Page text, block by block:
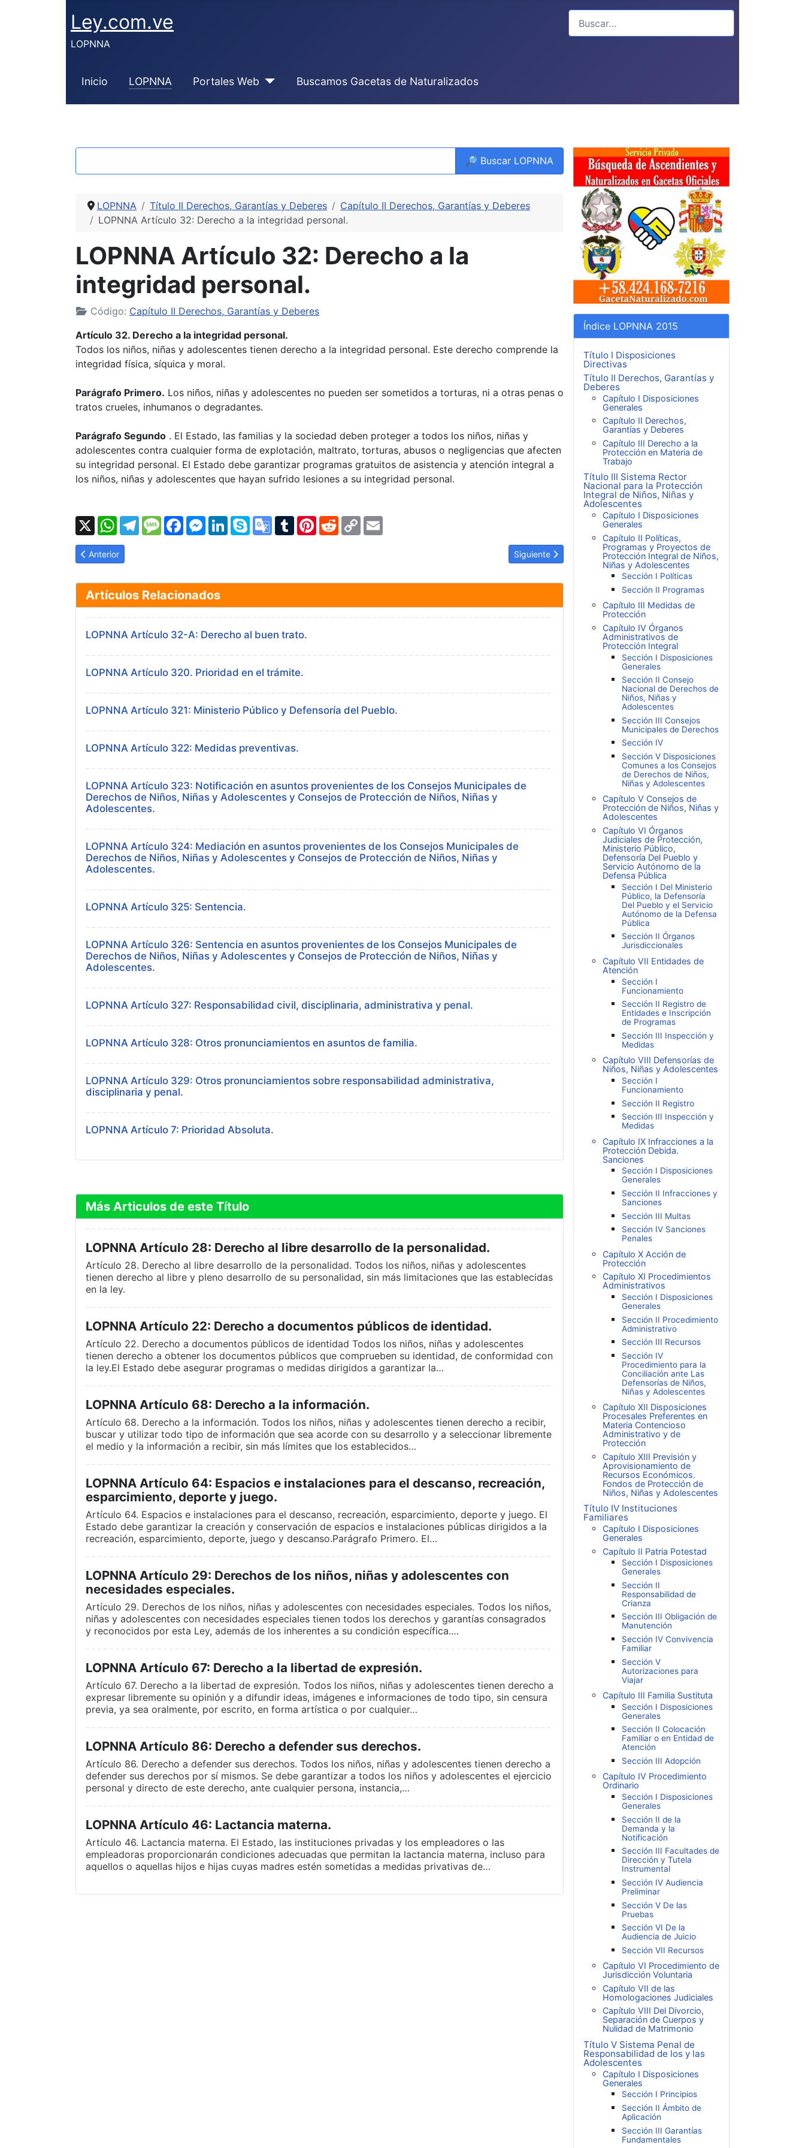
Ley.com.ve
LOPNNA
Inicio LOPNNA Portales Web Buscamos Gacetas de Naturalizados
🔎 Buscar LOPNNA
LOPNNA Título II Derechos, Garantías y Deberes
Capítulo II Derechos, Garantías y Deberes
LOPNNA Artículo 32: Derecho a la integridad personal.
LOPNNA Artículo 32: Derecho a la
integridad personal.
Código: Capítulo II Derechos, Garantías y Deberes
Artículo 32. Derecho a la integridad personal.
Todos los niños, niñas y adolescentes tienen derecho a la integridad personal. Este derecho comprende la
integridad física, síquica y moral.
Parágrafo Primero. Los niños, niñas y adolescentes no pueden ser sometidos a torturas, ni a otras penas o
tratos crueles, inhumanos o degradantes.
Parágrafo Segundo . El Estado, las familias y la sociedad deben proteger a todos los niños, niñas y
adolescentes contra cualquier forma de explotación, maltrato, torturas, abusos o negligencias que afecten
su integridad personal. El Estado debe garantizar programas gratuitos de asistencia y atención integral a
los niños, niñas y adolescentes que hayan sufrido lesiones a su integridad personal.
X WhatsApp
TelegramMessageFacebook
Messenger
LinkedInSkypeGoogleTumblrPinterestRedditCopy
Artículo anterior: LOPNNA Artículo 31: Derecho al ambiente.
Anterior Artículo siguiente: LOPNNA Artículo 32-A: Derecho al buen trato.
Siguiente
Artículos Relacionados
LOPNNA Artículo 32-A: Derecho al buen trato.
LOPNNA Artículo 320. Prioridad en el trámite.
LOPNNA Artículo 321: Ministerio Público y Defensoría del Pueblo.
LOPNNA Artículo 322: Medidas preventivas.
LOPNNA Artículo 323: Notificación en asuntos provenientes de los Consejos Municipales de
Derechos de Niños, Niñas y Adolescentes y Consejos de Protección de Niños, Niñas y
Adolescentes.
LOPNNA Artículo 324: Mediación en asuntos provenientes de los Consejos Municipales de
Derechos de Niños, Niñas y Adolescentes y Consejos de Protección de Niños, Niñas y
Adolescentes.
LOPNNA Artículo 325: Sentencia.
LOPNNA Artículo 326: Sentencia en asuntos provenientes de los Consejos Municipales de
Derechos de Niños, Niñas y Adolescentes y Consejos de Protección de Niños, Niñas y
Adolescentes.
LOPNNA Artículo 327: Responsabilidad civil, disciplinaria, administrativa y penal.
LOPNNA Artículo 328: Otros pronunciamientos en asuntos de familia.
LOPNNA Artículo 329: Otros pronunciamientos sobre responsabilidad administrativa,
disciplinaria y penal.
LOPNNA Artículo 7: Prioridad Absoluta.
Más Articulos de este Título
LOPNNA Artículo 28: Derecho al libre desarrollo de la personalidad.
Artículo 28. Derecho al libre desarrollo de la personalidad. Todos los niños, niñas y adolescentes
tienen derecho al libre y pleno desarrollo de su personalidad, sin más limitaciones que las establecidas
en la ley.
LOPNNA Artículo 22: Derecho a documentos públicos de identidad.
Artículo 22. Derecho a documentos públicos de identidad Todos los niños, niñas y adolescentes
tienen derecho a obtener los documentos públicos que comprueben su identidad, de conformidad con
la ley.El Estado debe asegurar programas o medidas dirigidos a garantizar la…
LOPNNA Artículo 68: Derecho a la información.
Artículo 68. Derecho a la información. Todos los niños, niñas y adolescentes tienen derecho a recibir,
buscar y utilizar todo tipo de información que sea acorde con su desarrollo y a seleccionar libremente
el medio y la información a recibir, sin más límites que los establecidos…
LOPNNA Artículo 64: Espacios e instalaciones para el descanso, recreación,
esparcimiento, deporte y juego.
Artículo 64. Espacios e instalaciones para el descanso, recreación, esparcimiento, deporte y juego. El
Estado debe garantizar la creación y conservación de espacios e instalaciones públicas dirigidos a la
recreación, esparcimiento, deporte, juego y descanso.Parágrafo Primero. El…
LOPNNA Artículo 29: Derechos de los niños, niñas y adolescentes con
necesidades especiales.
Artículo 29. Derechos de los niños, niñas y adolescentes con necesidades especiales. Todos los niños,
niñas y adolescentes con necesidades especiales tienen todos los derechos y garantías consagrados
y reconocidos por esta Ley, además de los inherentes a su condición específica.…
LOPNNA Artículo 67: Derecho a la libertad de expresión.
Artículo 67. Derecho a la libertad de expresión. Todos los niños, niñas y adolescentes tienen derecho a
expresar libremente su opinión y a difundir ideas, imágenes e informaciones de todo tipo, sin censura
previa, ya sea oralmente, por escrito, en forma artística o por cualquier…
LOPNNA Artículo 86: Derecho a defender sus derechos.
Artículo 86. Derecho a defender sus derechos. Todos los niños, niñas y adolescentes tienen derecho a
defender sus derechos por sí mismos. Se debe garantizar a todos los niños y adolescentes el ejercicio
personal y directo de este derecho, ante cualquier persona, instancia,…
LOPNNA Artículo 46: Lactancia materna.
Artículo 46. Lactancia materna. El Estado, las instituciones privadas y los empleadores o las
empleadoras proporcionarán condiciones adecuadas que permitan la lactancia materna, incluso para
aquellos o aquellas hijos e hijas cuyas madres estén sometidas a medidas privativas de…
Índice LOPNNA 2015
Título I Disposiciones
Directivas
Título II Derechos, Garantías y
Deberes
Capítulo I Disposiciones
Generales
Capítulo II Derechos,
Garantías y Deberes
Capítulo III Derecho a la
Protección en Materia de
Trabajo
Título III Sistema Rector
Nacional para la Protección
Integral de Niños, Niñas y
Adolescentes
Capítulo I Disposiciones
Generales
Capítulo II Políticas,
Programas y Proyectos de
Protección Integral de Niños,
Niñas y Adolescentes
Sección I Políticas
Sección II Programas
Capítulo III Medidas de
Protección
Capítulo IV Órganos
Administrativos de
Protección Integral
Sección I Disposiciones
Generales
Sección II Consejo
Nacional de Derechos de
Niños, Niñas y
Adolescentes
Sección III Consejos
Municipales de Derechos
Sección IV
Sección V Disposiciones
Comunes a los Consejos
de Derechos de Niños,
Niñas y Adolescentes
Capítulo V Consejos de
Protección de Niños, Niñas y
Adolescentes
Capítulo VI Órganos
Judiciales de Protección,
Ministerio Público,
Defensoría Del Pueblo y
Servicio Autónomo de la
Defensa Pública
Sección I Del Ministerio
Público, la Defensoría
Del Pueblo y el Servicio
Autónomo de la Defensa
Pública
Sección II Órganos
Jurisdiccionales
Capítulo VII Entidades de
Atención
Sección I
Funcionamiento
Sección II Registro de
Entidades e Inscripción
de Programas
Sección III Inspección y
Medidas
Capítulo VIII Defensorías de
Niños, Niñas y Adolescentes
Sección I
Funcionamiento
Sección II Registro
Sección III Inspección y
Medidas
Capítulo IX Infracciones a la
Protección Debida.
Sanciones
Sección I Disposiciones
Generales
Sección II Infracciones y
Sanciones
Sección III Multas
Sección IV Sanciones
Penales
Capítulo X Acción de
Protección
Capítulo XI Procedimientos
Administrativos
Sección I Disposiciones
Generales
Sección II Procedimiento
Administrativo
Sección III Recursos
Sección IV
Procedimiento para la
Conciliación ante Las
Defensorías de Niños,
Niñas y Adolescentes
Capítulo XII Disposiciones
Procesales Preferentes en
Materia Contencioso
Administrativo y de
Protección
Capítulo XIII Previsión y
Aprovisionamiento de
Recursos Económicos.
Fondos de Protección de
Niños, Niñas y Adolescentes
Título IV Instituciones
Familiares
Capítulo I Disposiciones
Generales
Capítulo II Patria Potestad
Sección I Disposiciones
Generales
Sección II
Responsabilidad de
Crianza
Sección III Obligación de
Manutención
Sección IV Convivencia
Familiar
Sección V
Autorizaciones para
Viajar
Capítulo III Familia Sustituta
Sección I Disposiciones
Generales
Sección II Colocación
Familiar o en Entidad de
Atención
Sección III Adopción
Capítulo IV Procedimiento
Ordinario
Sección I Disposiciones
Generales
Sección II de la
Demanda y la
Notificación
Sección III Facultades de
Dirección y Tutela
Instrumental
Sección IV Audiencia
Preliminar
Sección V De las
Pruebas
Sección VI De la
Audiencia de Juicio
Sección VII Recursos
Capítulo VI Procedimiento de
Jurisdicción Voluntaria
Capítulo VII de las
Homologaciones Judiciales
Capítulo VIII Del Divorcio,
Separación de Cuerpos y
Nulidad de Matrimonio
Título V Sistema Penal de
Responsabilidad de los y las
Adolescentes
Capítulo I Disposiciones
Generales
Sección I Principios
Sección II Ámbito de
Aplicación
Sección III Garantías
Fundamentales